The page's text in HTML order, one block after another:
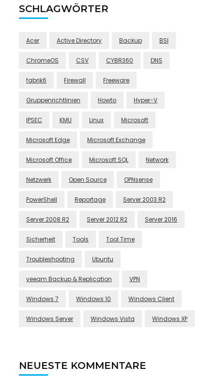
SCHLAGWÖRTER
Acer Active Directory Backup BSI
ChromeOS CSV CYBR360 DNS
fabrik6 Firewall Freeware
Gruppenrichtlinien Howto Hyper-V
IPSEC KMU Linux Microsoft
Microsoft Edge Microsoft Exchange
Microsoft Office Microsoft SQL Network
Netzwerk Open Source OPNsense
PowerShell Reportage Server 2003 R2
Server 2008 R2 Server 2012 R2 Server 2016
Sicherheit Tools Tool Time
Troubleshooting Ubuntu
veeam Backup & Replication VPN
Windows 7 Windows 10 Windows Client
Windows Server Windows Vista Windows XP
NEUESTE KOMMENTARE